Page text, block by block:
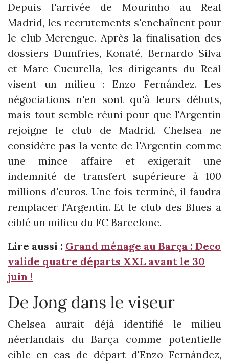
Depuis l'arrivée de Mourinho au Real
Madrid, les recrutements s'enchaînent pour
le club Merengue. Après la finalisation des
dossiers Dumfries, Konaté, Bernardo Silva
et Marc Cucurella, les dirigeants du Real
visent un milieu : Enzo Fernández. Les
négociations n'en sont qu'à leurs débuts,
mais tout semble réuni pour que l'Argentin
rejoigne le club de Madrid. Chelsea ne
considère pas la vente de l'Argentin comme
une mince affaire et exigerait une
indemnité de transfert supérieure à 100
millions d'euros. Une fois terminé, il faudra
remplacer l'Argentin. Et le club des Blues a
ciblé un milieu du FC Barcelone.
Lire aussi : Grand ménage au Barça : Deco
valide quatre départs XXL avant le 30
juin !
De Jong dans le viseur
Chelsea aurait déjà identifié le milieu
néerlandais du Barça comme potentielle
cible en cas de départ d'Enzo Fernández,